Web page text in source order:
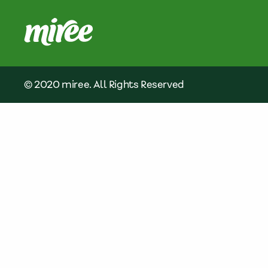
© 2020 miree. All Rights Reserved